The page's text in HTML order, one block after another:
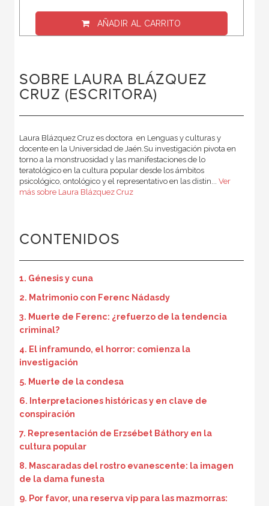
AÑADIR AL CARRITO
SOBRE LAURA BLÁZQUEZ
CRUZ (ESCRITORA)
Laura Blázquez Cruz es doctora en Lenguas y culturas y
docente en la Universidad de Jaén.Su investigación pivota en
torno a la monstruosidad y las manifestaciones de lo
teratológico en la cultura popular desde los ámbitos
psicológico, ontológico y el representativo en las distin... Ver
más sobre Laura Blázquez Cruz
CONTENIDOS
1. Génesis y cuna
2. Matrimonio con Ferenc Nádasdy
3. Muerte de Ferenc: ¿refuerzo de la tendencia
criminal?
4. El inframundo, el horror: comienza la
investigación
5. Muerte de la condesa
6. Interpretaciones históricas y en clave de
conspiración
7. Representación de Erzsébet Báthory en la
cultura popular
8. Mascaradas del rostro evanescente: la imagen
de la dama funesta
9. Por favor, una reserva vip para las mazmorras: